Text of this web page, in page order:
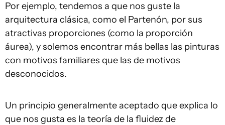
Por ejemplo, tendemos a que nos guste la
arquitectura clásica, como el Partenón, por sus
atractivas proporciones (como la proporción
áurea), y solemos encontrar más bellas las pinturas
con motivos familiares que las de motivos
desconocidos.
Un principio generalmente aceptado que explica lo
que nos gusta es la teoría de la fluidez de